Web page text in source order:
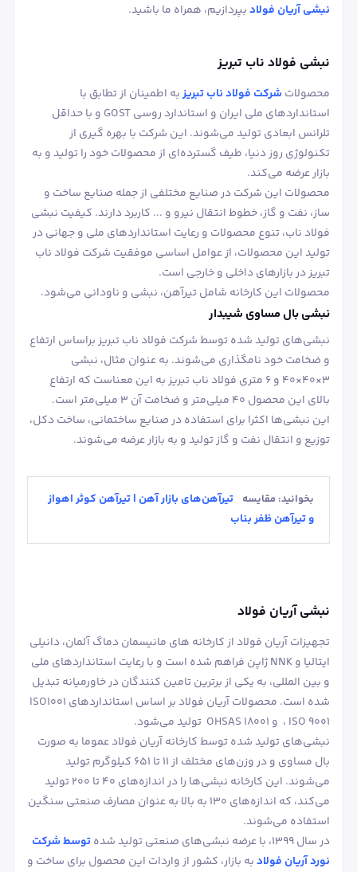
نبشی آریان فولادبپردازیم، همراه ما باشید.
نبشی فولاد ناب تبریز
محصولاتشرکت فولاد ناب تبریزبه اطمینان از تطابق با
استانداردهای ملی ایران و استاندارد روسی GOST و با حداقل
تلرانس ابعادی تولید می‌شوند. این شرکت با بهره ‌گیری از
تکنولوژی روز دنیا، طیف گسترده‌ای از محصولات خود را تولید و به
بازار عرضه می‌کند.
محصولات این شرکت در صنایع مختلفی از جمله صنایع ساخت و
ساز، نفت و گاز، خطوط انتقال نیرو و ... کاربرد دارند. کیفیت نبشی
فولاد ناب، تنوع محصولات و رعایت استانداردهای ملی و جهانی در
تولید این محصولات، از عوامل اساسی موفقیت شرکت فولاد ناب
تبریز در بازارهای داخلی و خارجی است.
محصولات این کارخانه شامل تیرآهن، نبشی و ناودانی می‌شود.
نبشی بال مساوی شیبدار
نبشی‌های تولید شده توسط شرکت فولاد ناب تبریز براساس ارتفاع
و ضخامت خود نامگذاری می‌شوند. به عنوان مثال، نبشی
3×40×40 و 6 متری فولاد ناب تبریز به این معناست که ارتفاع
بالای این محصول 40 میلی‌متر و ضخامت آن 3 میلی‌متر است.
این نبشی‌ها اکثرا برای استفاده در صنایع ساختمانی، ساخت دکل،
توزیع و انتقال نفت و گاز تولید و به بازار عرضه می‌شوند.
بخوانید: مقایسه
تیرآهن‌های بازار آهن | تیرآهن کوثر اهواز
و تیرآهن ظفر بناب
نبشی آریان فولاد
تجهیزات آریان فولاد از کارخانه های مانیسمان دماگ آلمان، دانیلی
ایتالیا و NNK ژاپن فراهم شده است و با رعایت استانداردهای ملی
و بین المللی، به یکی از برترین تامین کنندگان در خاورمیانه تبدیل
شده است. محصولات آریان فولاد بر اساس استانداردهای ISO1001
، ISO 9001 و OHSAS 18001 تولید می‌شود.
نبشی‌های تولید شده توسط کارخانه آریان فولاد عموما به صورت
بال مساوی و در وزن‌های مختلف از ۱۱ تا ۶۵۱ کیلوگرم تولید
می‌شوند. این کارخانه نبشی‌ها را در اندازه‌های ۴۰ تا ۲۰۰ تولید
می‌کند، که اندازه‌های ۱۳۰ به بالا به عنوان مصارف صنعتی سنگین
استفاده می‌شوند.
در سال ۱۳۹۹، با عرضه نبشی‌های صنعتی تولید شده
توسط شرکت
نورد آریان فولادبه بازار، کشور از واردات این محصول برای ساخت و